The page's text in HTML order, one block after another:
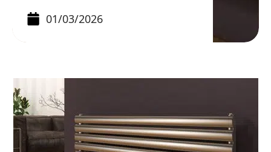
01/03/2026